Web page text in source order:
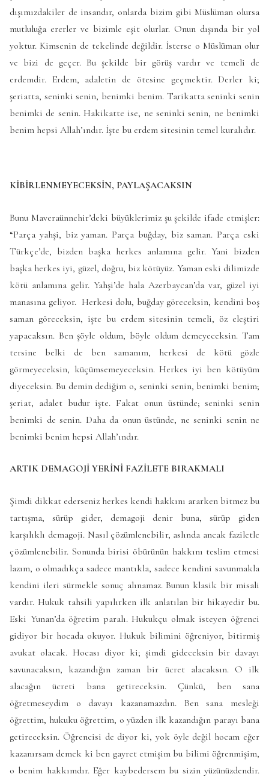
dışımızdakiler de insandır, onlarda bizim gibi Müslüman olursa
mutluluğa ererler ve bizimle eşit olurlar. Onun dışında bir yol
yoktur. Kimsenin de tekelinde değildir. İsterse o Müslüman olur
ve bizi de geçer. Bu şekilde bir görüş vardır ve temeli de
erdemdir. Erdem, adaletin de ötesine geçmektir. Derler ki;
şeriatta, seninki senin, benimki benim. Tarikatta seninki senin
benimki de senin. Hakikatte ise, ne seninki senin, ne benimki
benim hepsi Allah’ındır. İşte bu erdem sitesinin temel kuralıdır.
KİBİRLENMEYECEKSİN, PAYLAŞACAKSIN
Bunu Maveraünnehir’deki büyüklerimiz şu şekilde ifade etmişler:
“Parça yahşi, biz yaman. Parça buğday, biz saman. Parça eski
Türkçe’de, bizden başka herkes anlamına gelir. Yani bizden
başka herkes iyi, güzel, doğru, biz kötüyüz. Yaman eski dilimizde
kötü anlamına gelir. Yahşi’de hala Azerbaycan’da var, güzel iyi
manasına geliyor. Herkesi dolu, buğday göreceksin, kendini boş
saman göreceksin, işte bu erdem sitesinin temeli, öz eleştiri
yapacaksın. Ben şöyle oldum, böyle oldum demeyeceksin. Tam
tersine belki de ben samanım, herkesi de kötü gözle
görmeyeceksin, küçümsemeyeceksin. Herkes iyi ben kötüyüm
diyeceksin. Bu demin dediğim o, seninki senin, benimki benim;
şeriat, adalet budur işte. Fakat onun üstünde; seninki senin
benimki de senin. Daha da onun üstünde, ne seninki senin ne
benimki benim hepsi Allah’ındır.
ARTIK DEMAGOJİ YERİNİ FAZİLETE BIRAKMALI
Şimdi dikkat ederseniz herkes kendi hakkını ararken bitmez bu
tartışma, sürüp gider, demagoji denir buna, sürüp giden
karşılıklı demagoji. Nasıl çözümlenebilir, aslında ancak faziletle
çözümlenebilir. Sonunda birisi öbürünün hakkını teslim etmesi
lazım, o olmadıkça sadece mantıkla, sadece kendini savunmakla
kendini ileri sürmekle sonuç alınamaz. Bunun klasik bir misali
vardır. Hukuk tahsili yapılırken ilk anlatılan bir hikayedir bu.
Eski Yunan’da öğretim paralı. Hukukçu olmak isteyen öğrenci
gidiyor bir hocada okuyor. Hukuk bilimini öğreniyor, bitirmiş
avukat olacak. Hocası diyor ki; şimdi gideceksin bir davayı
savunacaksın, kazandığın zaman bir ücret alacaksın. O ilk
alacağın ücreti bana getireceksin. Çünkü, ben sana
öğretmeseydim o davayı kazanamazdın. Ben sana mesleği
öğrettim, hukuku öğrettim, o yüzden ilk kazandığın parayı bana
getireceksin. Öğrencisi de diyor ki, yok öyle değil hocam eğer
kazanırsam demek ki ben gayret etmişim bu bilimi öğrenmişim,
o benim hakkımdır. Eğer kaybedersem bu sizin yüzünüzdendir.